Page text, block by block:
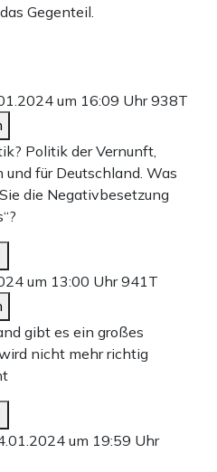
Gegenteil.
um 16:09 Uhr938T
Politik der Vernunft,
und für Deutschland. Was
die Negativbesetzung
um 13:00 Uhr941T
gibt es ein großes
nicht mehr richtig
um 19:59 Uhr